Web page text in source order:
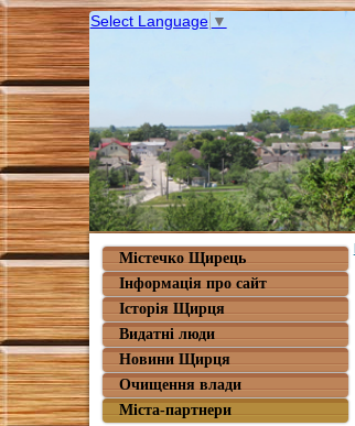
Select Language ▼
Містечко Щирець
Інформація про сайт
Історія Щирця
Видатні люди
Новини Щирця
Очищення влади
Міста-партнери